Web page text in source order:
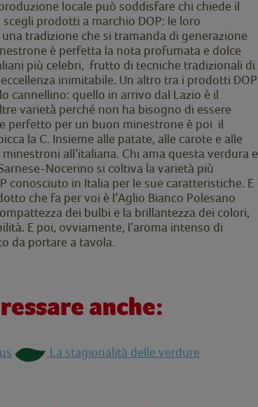
locale può soddisfare chi chiede il
prodotti a marchio DOP: le loro
tradizione che si tramanda di generazione
è perfetta la nota profumata e dolce
più celebri, frutto di tecniche tradizionali di
inimitabile. Un altro tra i prodotti DOP
cannellino: quello in arrivo dal Lazio è il
varietà perché non ha bisogno di essere
perfetto per un buon minestrone è poi il
la C. Insieme alle patate, alle carote e alle
all’italiana. Chi ama questa verdura e
Nocerino si coltiva la varietà più
conosciuto in Italia per le sue caratteristiche. E
che fa per voi è l’Aglio Bianco Polesano
dei bulbi e la brillantezza dei colori,
E poi, ovviamente, l’aroma intenso di
da portare a tavola.
anche:
La stagionalità delle verdure